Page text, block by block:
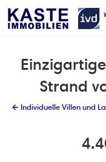
Strand
← Individuelle Villen und